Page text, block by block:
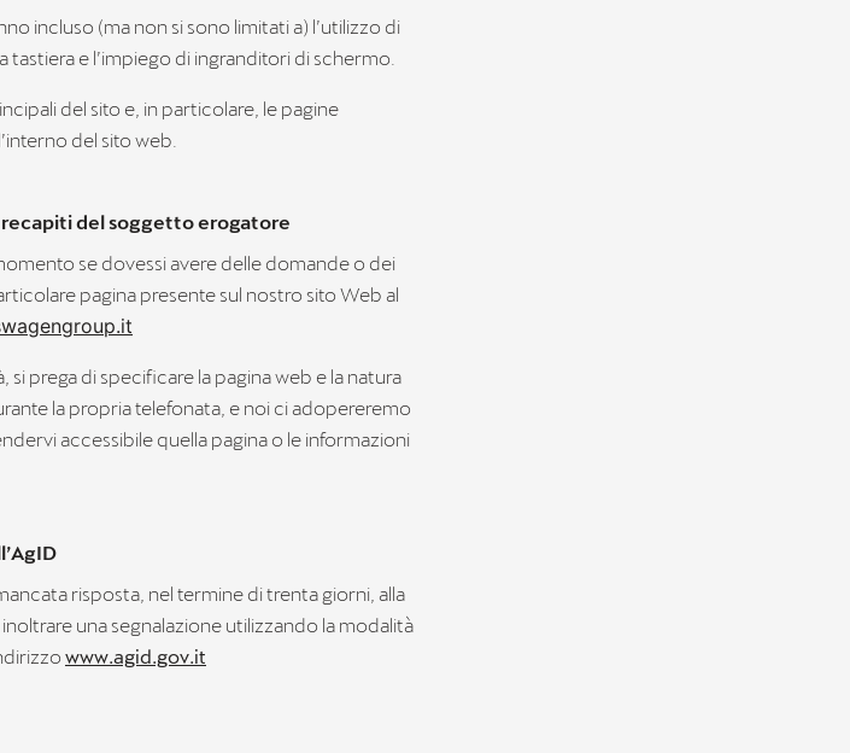
incluso (ma non si sono limitati a) l’utilizzo di
tastiera e l’impiego di ingranditori di schermo.
del sito e, in particolare, le pagine
del sito web.
del soggetto erogatore
se dovessi avere delle domande o dei
pagina presente sul nostro sito Web al
prega di specificare la pagina web e la natura
la propria telefonata, e noi ci adopereremo
accessibile quella pagina o le informazioni
risposta, nel termine di trenta giorni, alla
una segnalazione utilizzando la modalità
www.agid.gov.it